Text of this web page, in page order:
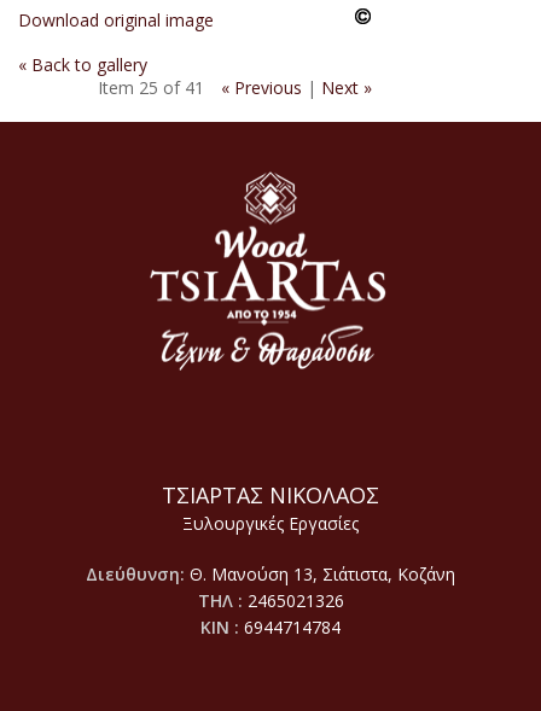
Download original image
« Back to gallery
Item 25 of 41
« Previous | Next »
ΤΣΙΑΡΤΑΣ ΝΙΚΟΛΑΟΣ
Ξυλουργικές Εργασίες
Διεύθυνση: Θ. Μανούση 13, Σιάτιστα, Κοζάνη
ΤΗΛ : 2465021326
ΚΙΝ : 6944714784